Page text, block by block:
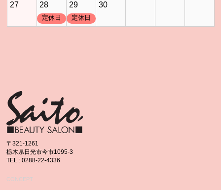
27 28
定休日
29
定休日
30
〒321-1261
栃木県日光市今市1095-3
TEL : 0288-22-4336
CONCEPT